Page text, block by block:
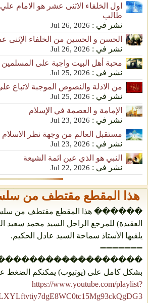
اول الخلفاء الاثنى عشر هو الامام
طالب
نشر في : Jul 26, 2026
الحسن و الحسين من الخلفاء الإثنى
نشر في : Jul 26, 2026
محبة أهل البيت واجبة على المسلمين
نشر في : Jul 25, 2026
من الادلة والنصوص الموجبة لاتباع
نشر في : Jul 25, 2026
الإمامة و العصمة في الإسلام
نشر في : Jul 23, 2026
مستقبل العالم من وجهة نظر الاسلام
نشر في : Jul 23, 2026
النبي هو الذي عين ائمة الشيعة
نشر في : Jul 22, 2026
هذا المقطع مقتطف من
������ هذا المقطع مقتطف من
العقيدة) للمرجع الراحل السيد محمد
يلقيها الأستاذ سماحة السيد عادل الحكيم.
➖➖➖➖➖➖➖
������������������
بشكل كامل على (يوتيوب) يمكنكم الضغط
https://www.youtube.com/playlist?